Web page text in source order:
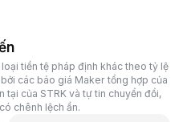
tiền tệ pháp định khác theo tỷ lệ
các báo giá Maker tổng hợp của
tại của STRK và tự tin chuyển đổi,
chênh lệch ẩn.